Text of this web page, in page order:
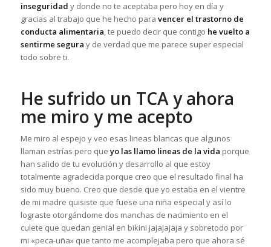
inseguridad y donde no te aceptaba pero hoy en día y
gracias al trabajo que he hecho para vencer el trastorno de
conducta alimentaria, te puedo decir que contigo he vuelto a
sentirme segura y de verdad que me parece super especial
todo sobre ti.
He sufrido un TCA y ahora
me miro y me acepto
Me miro al espejo y veo esas lineas blancas que algunos
llaman estrías pero queyo las llamo lineas de la vida porque
han salido de tu evolución y desarrollo al que estoy
totalmente agradecida porque creo que el resultado final ha
sido muy bueno. Creo que desde que yo estaba en el vientre
de mi madre quisiste que fuese una niña especial y así lo
lograste otorgándome dos manchas de nacimiento en el
culete que quedan genial en bikini jajajajaja y sobretodo por
mi «peca-uña» que tanto me acomplejaba pero que ahora sé